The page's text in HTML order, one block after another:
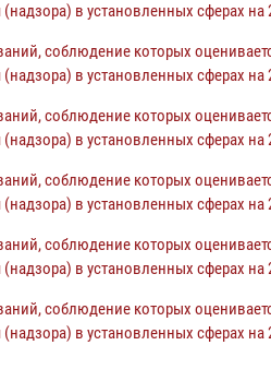
в установленных сферах на
соблюдение которых
в установленных сферах на
соблюдение которых
в установленных сферах на
соблюдение которых
в установленных сферах на
соблюдение которых
в установленных сферах на
соблюдение которых
в установленных сферах на